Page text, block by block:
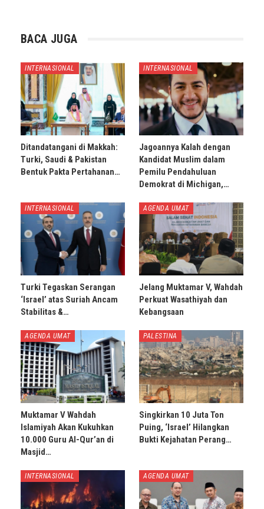
BACA JUGA
INTERNASIONAL
Ditandatangani di Makkah:
Turki, Saudi & Pakistan
Bentuk Pakta Pertahanan…
INTERNASIONAL
Jagoannya Kalah dengan
Kandidat Muslim dalam
Pemilu Pendahuluan
Demokrat di Michigan,…
INTERNASIONAL
Turki Tegaskan Serangan
‘Israel’ atas Suriah Ancam
Stabilitas &…
AGENDA UMAT
Jelang Muktamar V, Wahdah
Perkuat Wasathiyah dan
Kebangsaan
AGENDA UMAT
Muktamar V Wahdah
Islamiyah Akan Kukuhkan
10.000 Guru Al-Qur’an di
Masjid…
PALESTINA
Singkirkan 10 Juta Ton
Puing, ‘Israel’ Hilangkan
Bukti Kejahatan Perang…
INTERNASIONAL AGENDA UMAT